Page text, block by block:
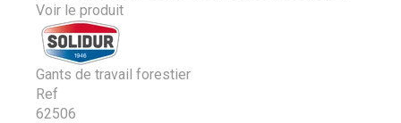
Voir le produit
Gants de travail forestier
Ref
62506